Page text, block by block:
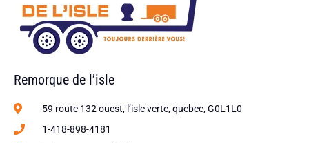
Remorque de l’isle
59 route 132 ouest, l’isle verte, quebec, G0L1L0
1-418-898-4181